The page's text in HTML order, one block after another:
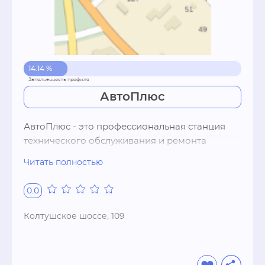
лампочки ит.д) на иномарки и отечественные
автомобили. Наши продавцы помогут с
подбором автозапчастей по цене и качеству и
предложат на выбор как оригинальные, так и
не оригинальные запчасти.
Если у вас есть неисправный автомобиль
после ДТП наши специалисты помогут
оценить его стоимость.
14.14 %
АвтоПлюс
АвтоПлюс - это профессиональная станция
технического обслуживания и ремонта
обладаем огромным опытом в вопросе
ремонта автомобилей зарубежных и
отечественных производителей. Наша
Читать полностью
0.0
Колтушское шоссе, 109